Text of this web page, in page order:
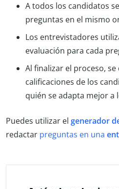
A todos los candidatos
preguntas en el mismo
Los entrevistadores
evaluación para cada
Al finalizar el proceso,
calificaciones de los
quién se adapta mejor a
Puedes utilizar el generador
redactar preguntas en una